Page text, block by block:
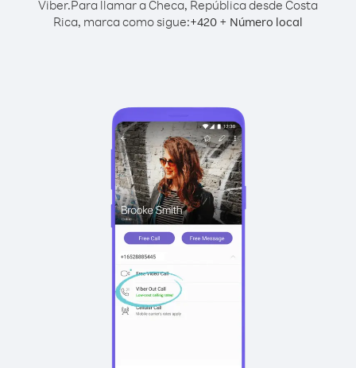
Viber.Para llamar a Checa, República desde Costa
Rica, marca como sigue:+420 + Número local